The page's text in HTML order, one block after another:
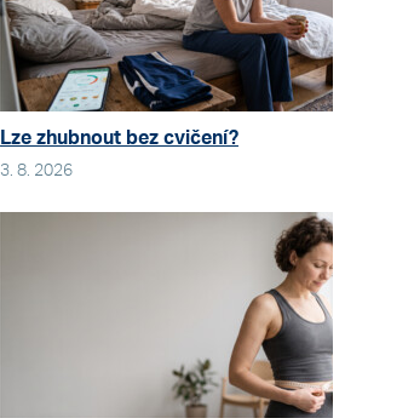
Lze zhubnout bez cvičení?
3. 8. 2026